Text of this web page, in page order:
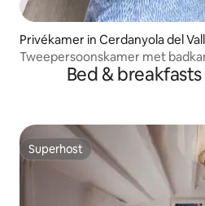
Privékamer in Cerdanyola del
Tweepersoonskamer met
Bed &
Superhost
Superhost